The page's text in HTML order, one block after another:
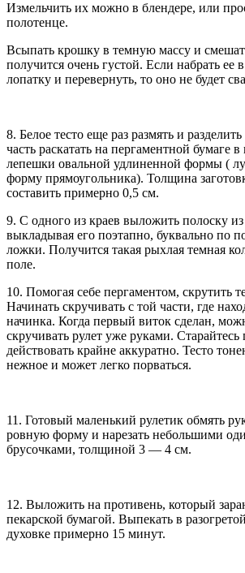
Измельчить их можно в блендере, или
полотенце.
Всыпать крошку в темную массу и
получится очень густой. Если набрать ее
лопатку и перевернуть, то оно не будет
8. Белое тесто еще раз размять и
часть раскатать на пергаментной бумаге
лепешки овальной удлиненной формы (
форму прямоугольника). Толщина
составить примерно 0,5 см.
9. С одного из краев выложить полоску из
выкладывая его поэтапно, буквально по
ложки. Получится такая рыхлая темная
поле.
10. Помогая себе пергаментом, скрутить
Начинать скручивать с той части, где
начинка. Когда первый виток сделан,
скручивать рулет уже руками. Старайтесь
действовать крайне аккуратно. Тесто
нежное и может легко порваться.
11. Готовый маленький рулетик обмять
ровную форму и нарезать небольшими
брусочками, толщиной 3 — 4 см.
12. Выложить на противень, который
пекарской бумагой. Выпекать в
духовке примерно 15 минут.